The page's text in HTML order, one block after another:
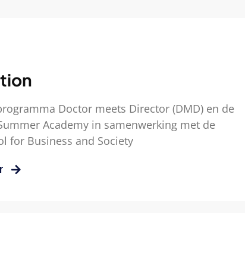
Doctor meets Director (DMD) en de
Academy in samenwerking met de
for Business and Society